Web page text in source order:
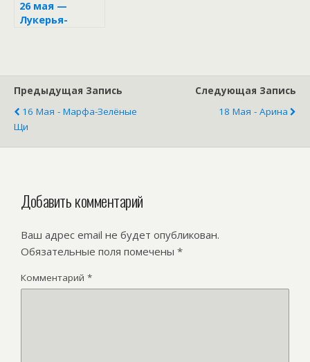
26 мая —
Лукерья-
Предыдущая Запись
16 Мая - Марфа-Зелёные
Щи
Следующая Запись
18 Мая - Арина
Добавить комментарий
Ваш адрес email не будет опубликован.
Обязательные поля помечены *
Комментарий *